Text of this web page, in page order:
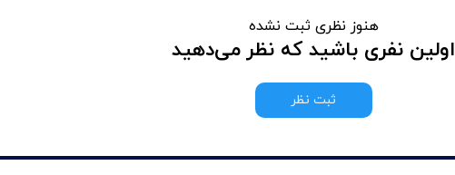
هنوز نظری ثبت نشده
اولین نفری باشید که نظر می‌دهید
ثبت نظر